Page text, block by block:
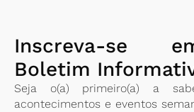
Inscreva-se
Boletim
Seja o(a) primeiro(a) a
acontecimentos e eventos